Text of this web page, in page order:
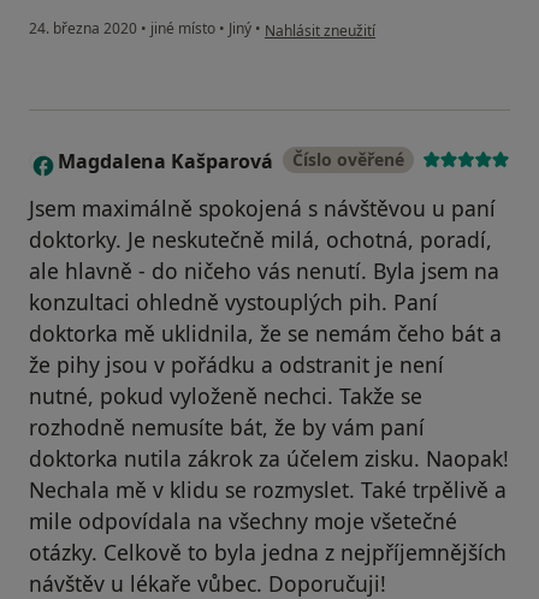
24. března 2020 • jiné místo • Jiný • podle názoru uživatele Váš účet byl
Nahlásit zneužití
M Magdalena Kašparová Číslo ověřené
Jsem maximálně spokojená s návštěvou u paní
doktorky. Je neskutečně milá, ochotná, poradí,
ale hlavně - do ničeho vás nenutí. Byla jsem na
konzultaci ohledně vystouplých pih. Paní
doktorka mě uklidnila, že se nemám čeho bát a
že pihy jsou v pořádku a odstranit je není
nutné, pokud vyloženě nechci. Takže se
rozhodně nemusíte bát, že by vám paní
doktorka nutila zákrok za účelem zisku. Naopak!
Nechala mě v klidu se rozmyslet. Také trpělivě a
mile odpovídala na všechny moje všetečné
otázky. Celkově to byla jedna z nejpříjemnějších
návštěv u lékaře vůbec. Doporučuji!